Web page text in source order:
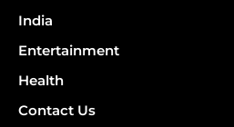
India
Entertainment
Health
Contact Us